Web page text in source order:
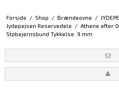
Forside / Shop / Brændeovne /
Jydepejsen Reservedele / Athene efter
Støbejernsbund Tykkelse: 9 mm